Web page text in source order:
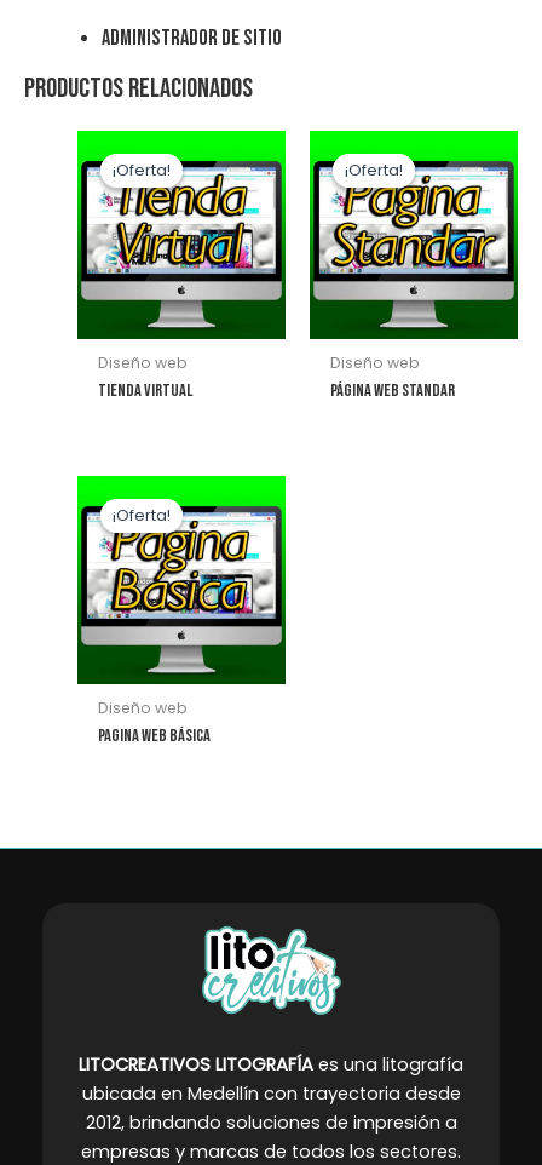
Administrador de sitio
Productos relacionados
¡Oferta!
¡Oferta!
Diseño web
Tienda Virtual
¡Oferta!
¡Oferta!
Diseño web
Página Web Standar
¡Oferta!
¡Oferta!
Diseño web
Pagina Web Básica
LITOCREATIVOS LITOGRAFÍA es una litografía
ubicada en Medellín con trayectoria desde
2012, brindando soluciones de impresión a
empresas y marcas de todos los sectores.